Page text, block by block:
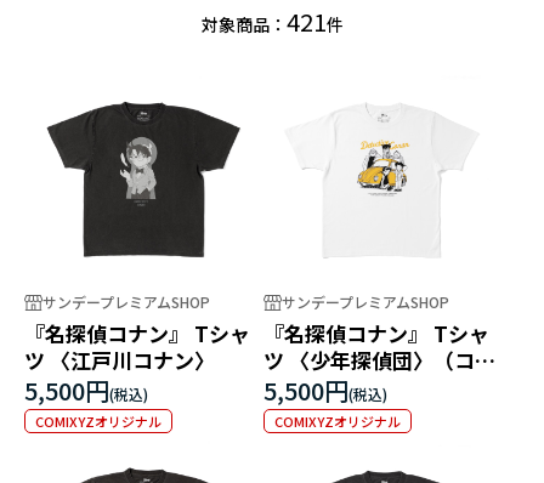
対象商品： 421件
サンデープレミアムSHOP
『名探偵コナン』 Tシャ
ツ 〈江戸川コナン〉
5,500円
COMIXYZオリジナル
サンデープレミアムSHOP
『名探偵コナン』 Tシャ
ツ 〈少年探偵団〉（コミ
ックス12巻 FILE.1「博士
の宝箱」）
5,500円
COMIXYZオリジナル